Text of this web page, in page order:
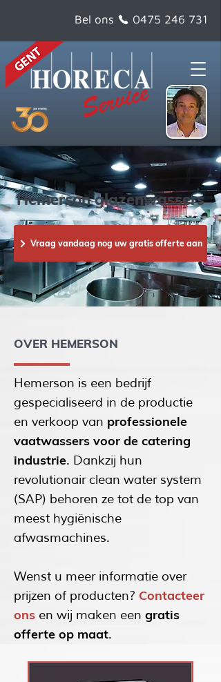
Bel ons 0475 246 731
Hemerson glazenwassers
Vraag vandaag nog uw gratis offerte aan
OVER HEMERSON
Hemerson is een bedrijf
gespecialiseerd in de productie
en verkoop van professionele
vaatwassers voor de catering
industrie. Dankzij hun
revolutionair clean water system
(SAP) behoren ze tot de top van
meest hygiënische
afwasmachines.
Wenst u meer informatie over
prijzen of producten? Contacteer
ons en wij maken een gratis
offerte op maat.